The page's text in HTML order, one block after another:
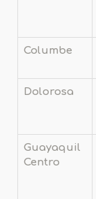
Columbe
Dolorosa
Guayaquil
Centro